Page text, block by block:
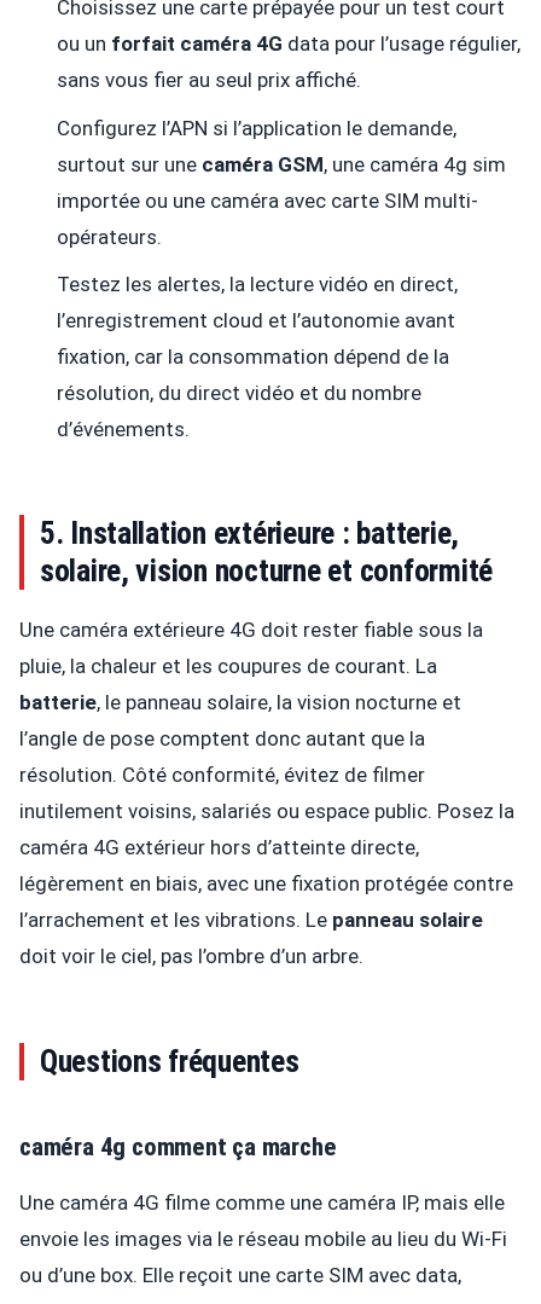
Choisissez une carte prépayée pour un test court
ou un forfait caméra 4G data pour l’usage régulier,
sans vous fier au seul prix affiché.
Configurez l’APN si l’application le demande,
surtout sur une caméra GSM, une caméra 4g sim
importée ou une caméra avec carte SIM multi-
opérateurs.
Testez les alertes, la lecture vidéo en direct,
l’enregistrement cloud et l’autonomie avant
fixation, car la consommation dépend de la
résolution, du direct vidéo et du nombre
d’événements.
5. Installation extérieure : batterie,
solaire, vision nocturne et conformité
Une caméra extérieure 4G doit rester fiable sous la
pluie, la chaleur et les coupures de courant. La
batterie, le panneau solaire, la vision nocturne et
l’angle de pose comptent donc autant que la
résolution. Côté conformité, évitez de filmer
inutilement voisins, salariés ou espace public. Posez la
caméra 4G extérieur hors d’atteinte directe,
légèrement en biais, avec une fixation protégée contre
l’arrachement et les vibrations. Le panneau solaire
doit voir le ciel, pas l’ombre d’un arbre.
Questions fréquentes
caméra 4g comment ça marche
Une caméra 4G filme comme une caméra IP, mais elle
envoie les images via le réseau mobile au lieu du Wi‑Fi
ou d’une box. Elle reçoit une carte SIM avec data,